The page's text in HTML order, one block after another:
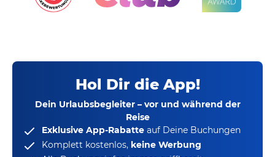
Hol Dir die App!
Dein Urlaubsbegleiter – vor und während der
Reise
Exklusive App-Rabatte auf Deine Buchungen
Komplett kostenlos, keine Werbung